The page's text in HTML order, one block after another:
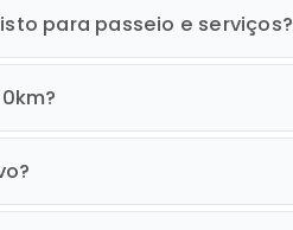
para passeio e serviços?